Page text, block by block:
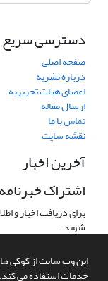
این وب سایت از کوکی ها
خدمات استفاده می کند.
دسترسی سریع
صفحه اصلی
درباره نشریه
اعضای هیات تحریریه
ارسال مقاله
تماس با ما
نقشه سایت
آخرین اخبار
اشتراک خبرنامه
برای دریافت اخبار و
شوید.